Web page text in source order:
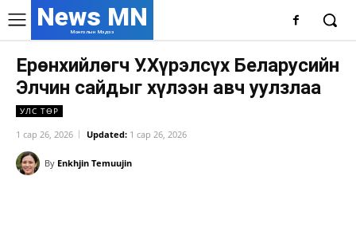
News MN
Монголын Мэдээ
Ерөнхийлөгч У.Хүрэлсүх Беларусийн
Элчин сайдыг хүлээн авч уулзлаа
УЛС ТӨР
1 сар 26, 2026 Updated: 1 сар 26, 2026
By Enkhjin Temuujin